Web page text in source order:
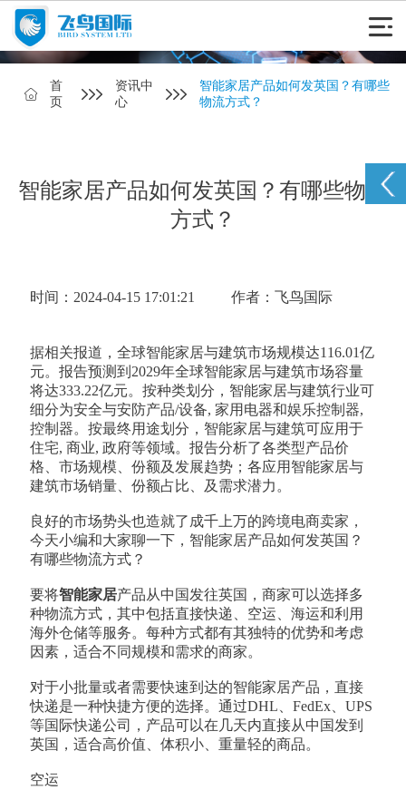
首
页
资讯中
心
智能家居产品如何发英国？有哪些
物流方式？
智能家居产品如何发英国？有哪些物流
方式？
时间：2024-04-15 17:01:21 作者：飞鸟国际
据相关报道，全球智能家居与建筑市场规模达116.01亿
元。报告预测到2029年全球智能家居与建筑市场容量
将达333.22亿元。按种类划分，智能家居与建筑行业可
细分为安全与安防产品/设备, 家用电器和娱乐控制器,
控制器。按最终用途划分，智能家居与建筑可应用于
住宅, 商业, 政府等领域。报告分析了各类型产品价
格、市场规模、份额及发展趋势；各应用智能家居与
建筑市场销量、份额占比、及需求潜力。
良好的市场势头也造就了成千上万的跨境电商卖家，
今天小编和大家聊一下，智能家居产品如何发英国？
有哪些物流方式？
要将智能家居产品从中国发往英国，商家可以选择多
种物流方式，其中包括直接快递、空运、海运和利用
海外仓储等服务。每种方式都有其独特的优势和考虑
因素，适合不同规模和需求的商家。
对于小批量或者需要快速到达的智能家居产品，直接
快递是一种快捷方便的选择。通过DHL、FedEx、UPS
等国际快递公司，产品可以在几天内直接从中国发到
英国，适合高价值、体积小、重量轻的商品。
空运